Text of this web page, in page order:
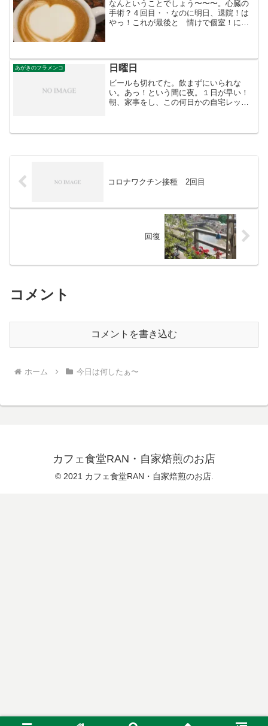
なんということでしょう〜〜〜。心臓の
手術？４回目・・なのに明日、退院！は
やっ！これが最後と 情けで個室！にし
ば 親父の時も個室だった...
あがきのフラメンコ 日曜日
ビールも切れてた。飲まずにいられな
い。あっ！という間に夜。１日が早い！
朝、家事をし、この何日かの自宅レッス
コロナワクチン接種 2回目
回復
コメント
コメントを書き込む
ホーム 今日は何したぁ〜
カフェ食堂RAN・自家焙煎のお店
© 2021 カフェ食堂RAN・自家焙煎のお店.